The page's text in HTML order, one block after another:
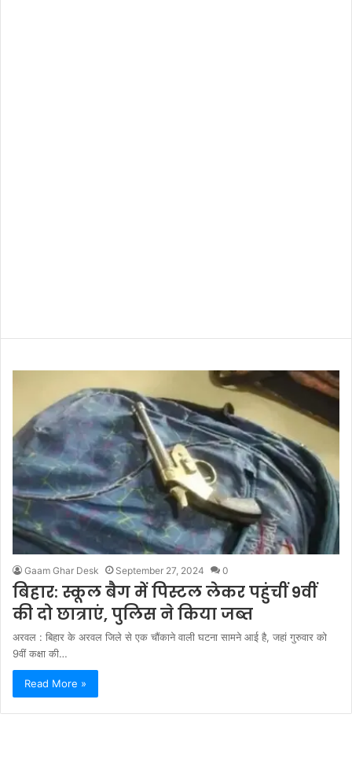
Gaam Ghar Desk September 27, 2024 0
बिहार: स्कूल बैग में पिस्टल लेकर पहुंचीं 9वीं
की दो छात्राएं, पुलिस ने किया जब्त
अरवल : बिहार के अरवल जिले से एक चौंकाने वाली घटना सामने आई है, जहां गुरुवार को
9वीं कक्षा की…
Read More »